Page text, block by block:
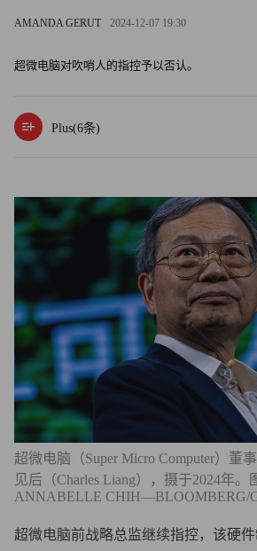
AMANDA GERUT 2024-12-07 19:30
超微电脑对吹哨人的指控予以否认。
Plus(6条)
超微电脑（Super Micro Computer）董
见后（Charles Liang），摄于2024年。
ANNABELLE CHIH—BLOOMBERG/
超微电脑前战略总监继续指控，该硬